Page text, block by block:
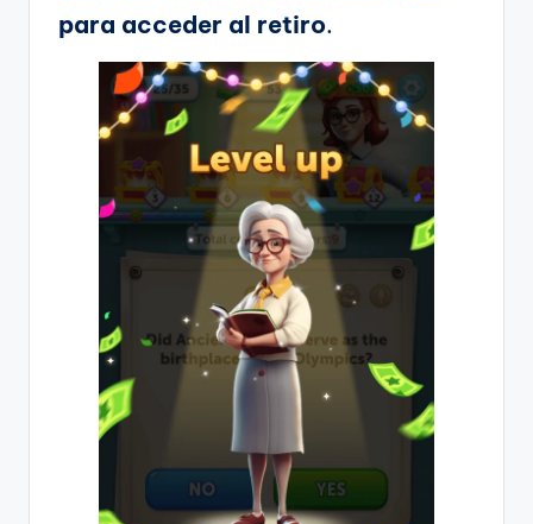
para acceder al retiro.